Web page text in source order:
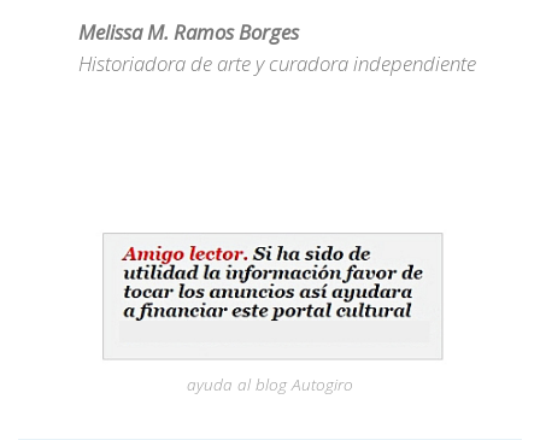
Melissa M. Ramos Borges
Historiadora de arte y curadora independiente
ayuda al blog Autogiro